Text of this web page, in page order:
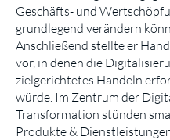
Geschäfts- und
grundlegend verändern
Anschließend stellte er
vor, in denen die
zielgerichtetes Handeln
würde. Im Zentrum der
Transformation stünden
Produkte &